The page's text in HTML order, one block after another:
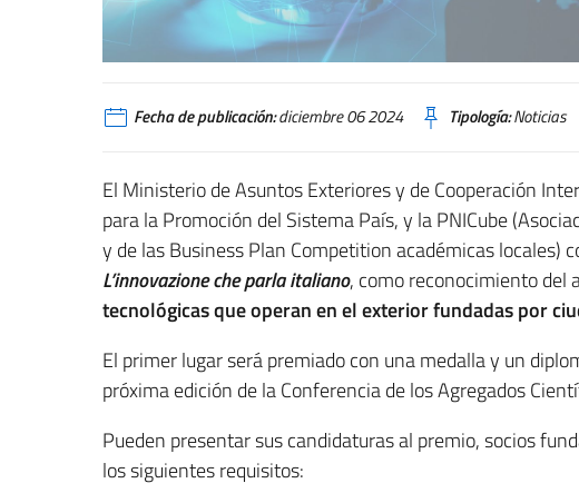
Fecha de publicación:diciembre 06 2024 Tipología:Noticias
El Ministerio de Asuntos Exteriores y de Cooperación
para la Promoción del Sistema País, y la PNICube
y de las Business Plan Competition académicas locales)
L’innovazione che parla italiano, como reconocimiento del
tecnológicas que operan en el exterior fundadas por
El primer lugar será premiado con una medalla y un
próxima edición de la Conferencia de los Agregados
Pueden presentar sus candidaturas al premio, socios
los siguientes requisitos: